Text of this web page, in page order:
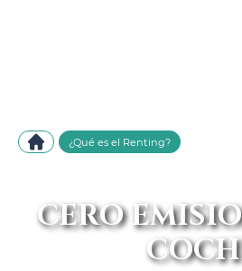
¿Qué es el Renting?
CERO